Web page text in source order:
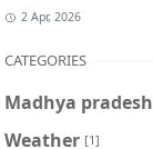
2 Apr, 2026
CATEGORIES
Madhya pradesh
Weather [1]